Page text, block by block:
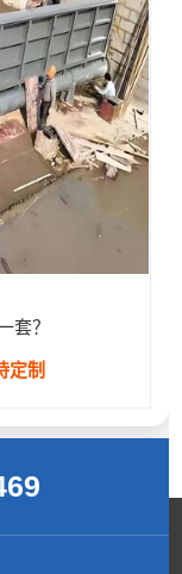
套？
定制